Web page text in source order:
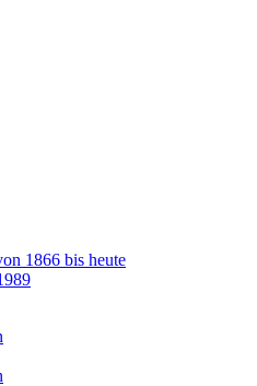
1866 bis heute